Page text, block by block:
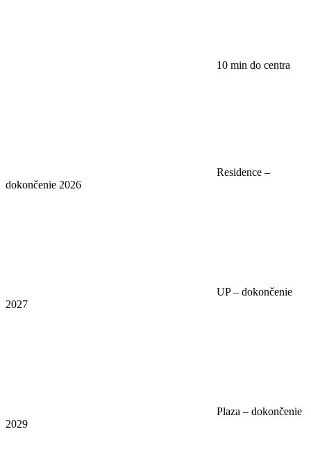
10 min do centra
Residence –
dokončenie 2026
UP – dokončenie
2027
Plaza – dokončenie
2029